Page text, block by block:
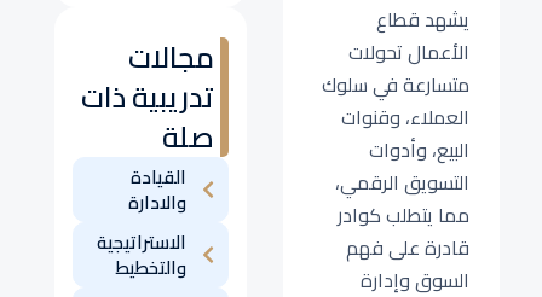
مجالات
تدريبية ذات
صلة
القيادة
والادارة
الاستراتيجية
والتخطيط
يشهد قطاع
الأعمال تحولات
متسارعة في سلوك
العملاء، وقنوات
البيع، وأدوات
التسويق الرقمي،
مما يتطلب كوادر
قادرة على فهم
السوق وإدارة